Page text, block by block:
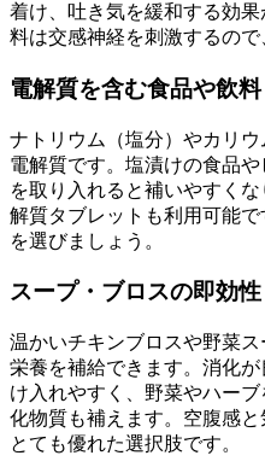
着け、吐き気を緩和する効
料は交感神経を刺激するので
電解質を含む食品や飲料
ナトリウム（塩分）やカリ
電解質です。塩漬けの食品
を取り入れると補いやすく
解質タブレットも利用可能
を選びましょう。
スープ・ブロスの即効性
温かいチキンブロスや野菜
栄養を補給できます。消化
け入れやすく、野菜やハー
化物質も補えます。空腹感
とても優れた選択肢です。